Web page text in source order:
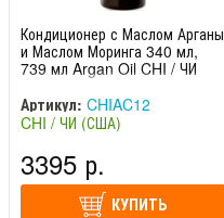
Кондиционер с Маслом Арганы
и Маслом Моринга 340 мл,
739 мл Argan Oil CHI / ЧИ
Артикул: CHIAC12
CHI / ЧИ (США)
3395 р.
КУПИТЬ